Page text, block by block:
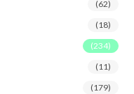
(62)
(18)
(234)
(11)
(179)